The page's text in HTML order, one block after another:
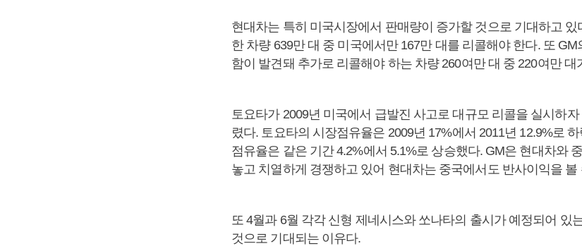
현대차는 특히 미국시장에서 판매량이 증가할 것으로 기대하고
한 차량 639만 대 중 미국에서만 167만 대를 리콜해야 한다. 또
함이 발견돼 추가로 리콜해야 하는 차량 260여만 대 중 220여만 대
토요타가 2009년 미국에서 급발진 사고로 대규모 리콜을 실시하
렸다. 토요타의 시장점유율은 2009년 17%에서 2011년 12.9%로
점유율은 같은 기간 4.2%에서 5.1%로 상승했다. GM은 현대차와
놓고 치열하게 경쟁하고 있어 현대차는 중국에서도 반사이익을
또 4월과 6월 각각 신형 제네시스와 쏘나타의 출시가 예정되어 있
것으로 기대되는 이유다.